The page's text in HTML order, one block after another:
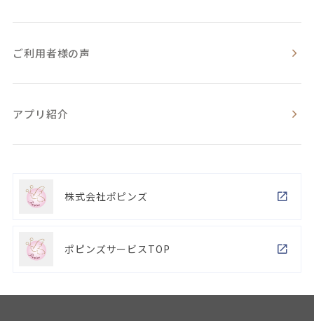
ご利用者様の声
アプリ紹介
株式会社ポピンズ
ポピンズサービスTOP